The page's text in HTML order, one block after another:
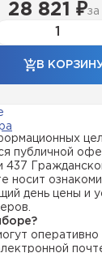
28 821 ₽за
В
публичной
437
носит
день цены и